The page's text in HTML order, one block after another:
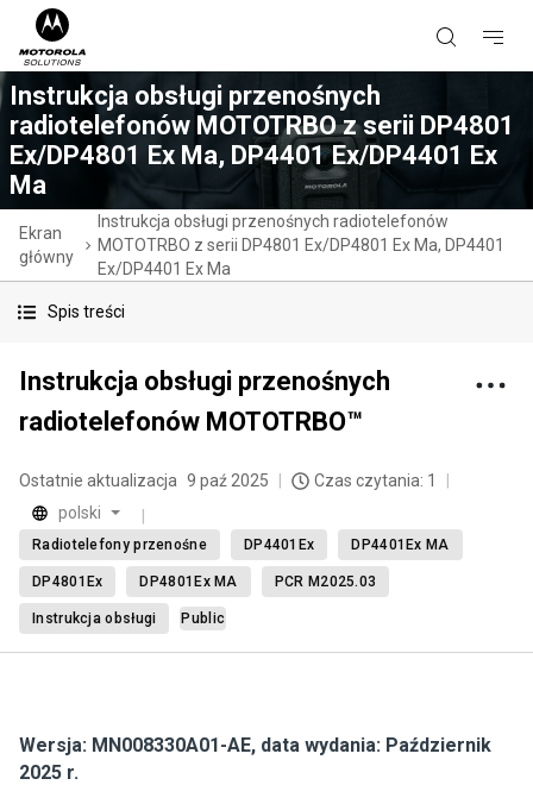
Instrukcja obsługi przenośnych
radiotelefonów MOTOTRBO z serii DP4801
Ex/DP4801 Ex Ma, DP4401 Ex/DP4401 Ex
Ma
Ekran
główny
Instrukcja obsługi przenośnych radiotelefonów
MOTOTRBO z serii DP4801 Ex/DP4801 Ex Ma, DP4401
Ex/DP4401 Ex Ma
Spis treści
Instrukcja obsługi przenośnych
radiotelefonów MOTOTRBO™
Ostatnie aktualizacja 9 paź 2025
Czas czytania: 1
polski
Radiotelefony przenośne DP4401Ex DP4401Ex MA
DP4801Ex DP4801Ex MA PCR M2025.03
Instrukcja obsługi Public
Wersja: MN008330A01-AE, data wydania: Październik
2025 r.